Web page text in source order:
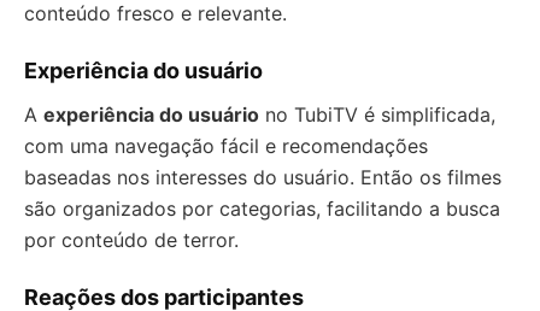
conteúdo fresco e relevante.
Experiência do usuário
A experiência do usuário no TubiTV é simplificada,
com uma navegação fácil e recomendações
baseadas nos interesses do usuário. Então os filmes
são organizados por categorias, facilitando a busca
por conteúdo de terror.
Reações dos participantes